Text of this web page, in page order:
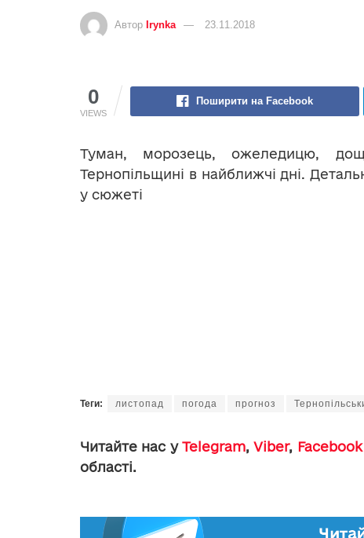
Автор Irynka 23.11.2018
0
VIEWS
Поширити на Facebook
Туман, морозець, ожеледицю,
Тернопільщині в найближчі дні.
у сюжеті
Теги: листопад погода прогноз
Читайте нас уTelegram,Viber, Facebook
області.